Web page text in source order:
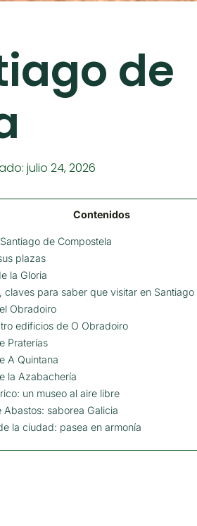
de
julio 24, 2026
Contenidos
de Compostela
plazas
la Gloria
claves para saber que visitar en Santiago
Obradoiro
edificios de O Obradoiro
Praterías
A Quintana
la Azabachería
un museo al aire libre
Abastos: saborea Galicia
la ciudad: pasea en armonía